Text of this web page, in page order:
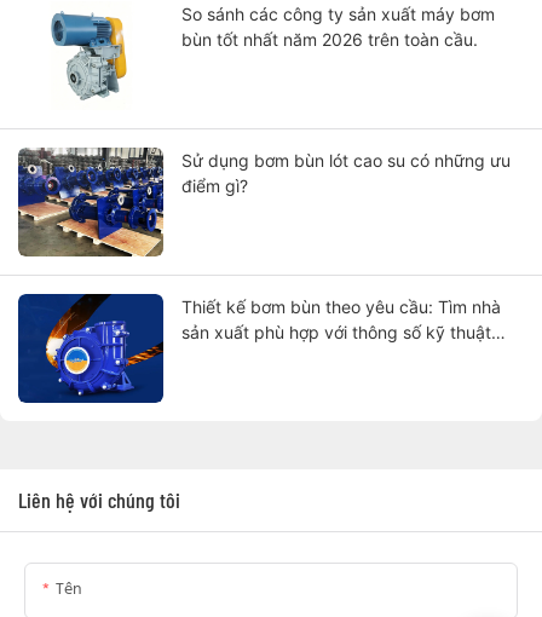
So sánh các công ty sản xuất máy bơm
bùn tốt nhất năm 2026 trên toàn cầu.
Sử dụng bơm bùn lót cao su có những ưu
điểm gì?
Thiết kế bơm bùn theo yêu cầu: Tìm nhà
sản xuất phù hợp với thông số kỹ thuật
Liên hệ với chúng tôi
Tên